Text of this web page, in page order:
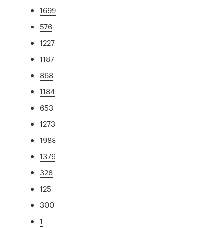
1699
576
1227
1187
868
1184
653
1273
1988
1379
328
125
300
1